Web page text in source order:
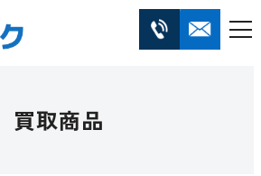
買取商品